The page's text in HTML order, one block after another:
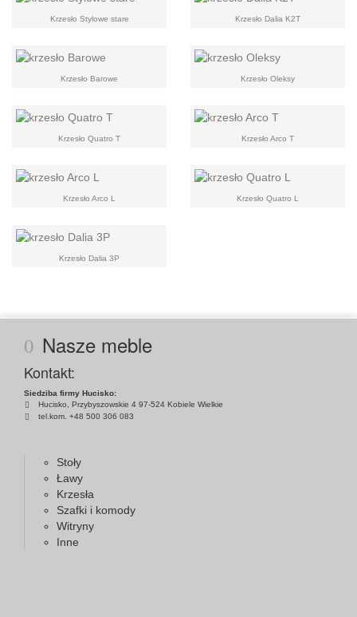
Krzesło Stylowe stare Krzesło Dalia K2T
Krzesło Barowe Krzesło Oleksy
Krzesło Quatro T Krzesło Arco T
Krzesło Arco L Krzesło Quatro L
Krzesło Dalia 3P
Nasze meble
Kontakt:
Siedziba firmy Hucisko:
Hucisko, Przybyszowskie 4 97-524 Kobiele Wielkie
tel.kom. +48 500 306 083
Stoły
Ławy
Krzesła
Szafki i komody
Witryny
Inne